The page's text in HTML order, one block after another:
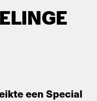
een Special